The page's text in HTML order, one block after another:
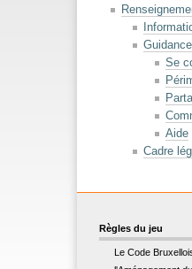
Guidance
Se
Aide
Cadre
Règles du jeu
Le Code